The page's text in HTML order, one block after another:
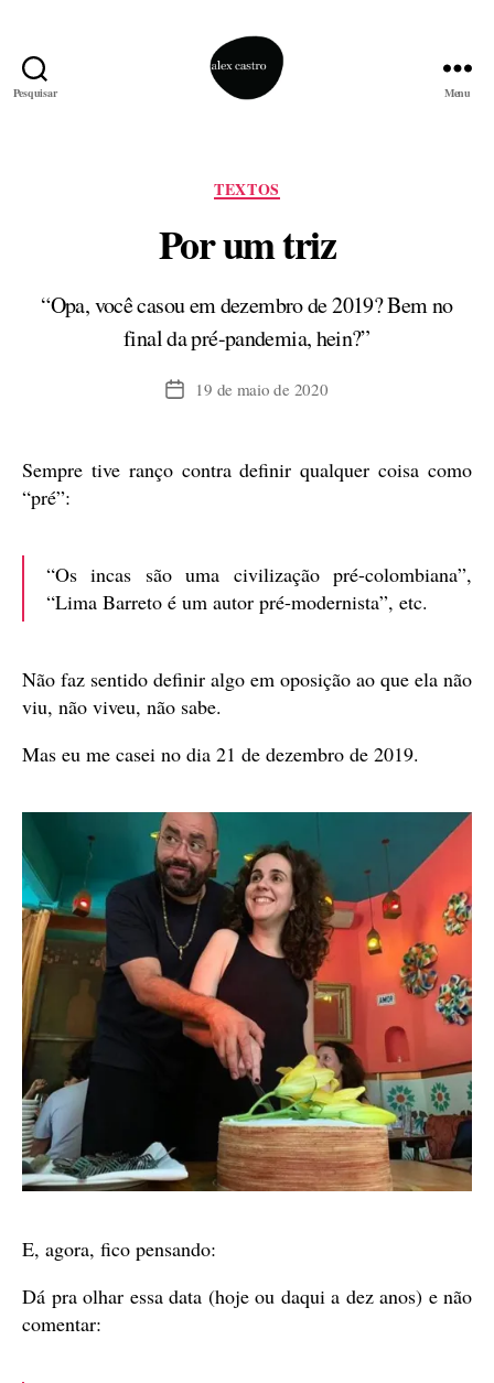
Pesquisar Menu
Categorias
TEXTOS
Por um triz
“Opa, você casou em dezembro de 2019? Bem no
final da pré-pandemia, hein?”
Data19 de maio de 2020
Sempre tive ranço contra definir qualquer coisa como
“pré”:
“Os incas são uma civilização pré-colombiana”,
“Lima Barreto é um autor pré-modernista”, etc.
Não faz sentido definir algo em oposição ao que ela não
viu, não viveu, não sabe.
Mas eu me casei no dia 21 de dezembro de 2019.
E, agora, fico pensando:
Dá pra olhar essa data (hoje ou daqui a dez anos) e não
comentar: